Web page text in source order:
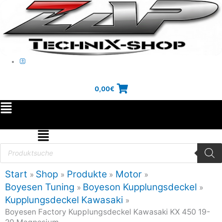
springen
0,00€
Main
Menu
Flyout
Menu
Products
search
Start Shop Produkte
Motor
Boyesen Tuning
Boyeson Kupplungsdeckel
Kupplungsdeckel Kawasaki
Boyesen Factory Kupplungsdeckel Kawasaki KX 450 19-